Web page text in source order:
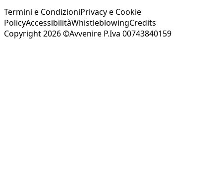
Termini e CondizioniPrivacy e Cookie
PolicyAccessibilitàWhistleblowingCredits
Copyright 2026 ©Avvenire P.Iva 00743840159